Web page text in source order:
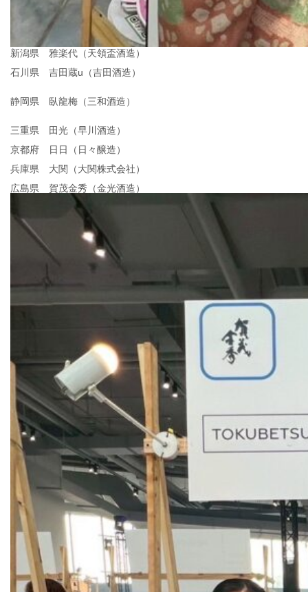
新潟県 雅楽代（天領盃酒造）
石川県 吉田蔵u（吉田酒造）
静岡県 臥龍梅（三和酒造）
三重県 田光（早川酒造）
京都府 日日（日々醸造）
兵庫県 大関（大関株式会社）
広島県 賀茂金秀（金光酒造）